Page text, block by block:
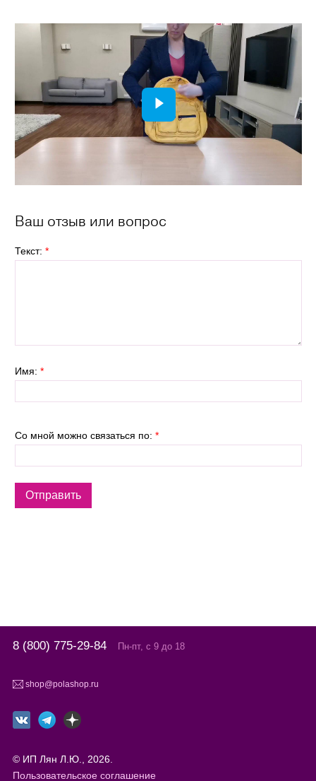
Ваш отзыв или вопрос
Текст: *
Имя: *
Со мной можно связаться по: *
8 (800) 775-29-84 Пн-пт, с 9 до 18
shop@polashop.ru
© ИП Лян Л.Ю., 2026.
Пользовательское соглашение